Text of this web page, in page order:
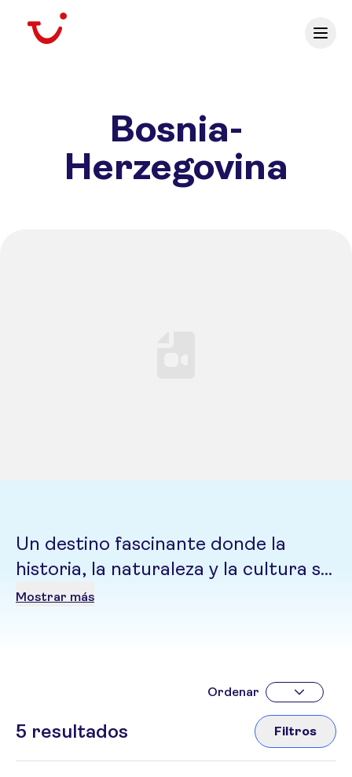
Bosnia-
Herzegovina
Un destino fascinante donde la
historia, la naturaleza y la cultura se
entrelazan entre montañas, valles y
Mostrar más
5 resultados
Ordenar
Filtros